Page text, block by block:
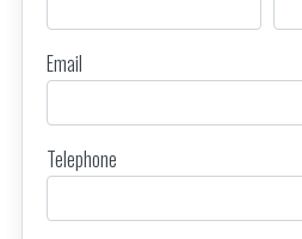
Email
Telephone